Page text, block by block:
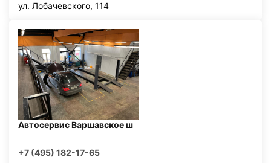
ул. Лобачевского, 114
Автосервис Варшавское ш
+7 (495) 182-17-65